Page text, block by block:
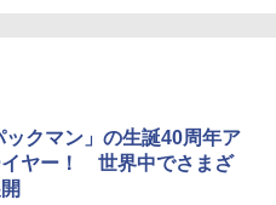
ープリペイド番号 5000円|オ
ード版
DualSense ワイヤレスコン
ー(CFI-ZCT2J)
TH8S シフター - PC、PS4、P
Pro、Xbox One、Xbox Serie
の高精度 H パターン シフター
クマン」の生誕40周年ア
イヤー！ 世界中でさまざ